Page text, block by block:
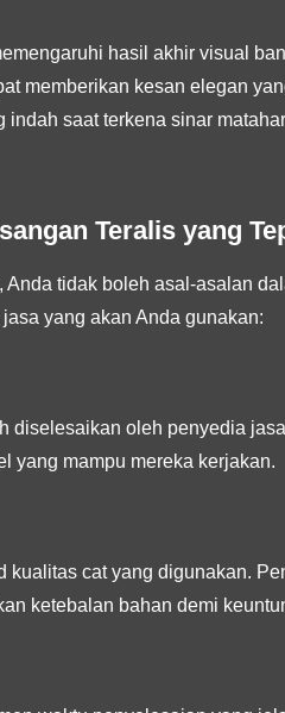
hasil akhir visual
memberikan kesan elegan
saat terkena sinar
Teralis yang
tidak boleh asal-asalan
yang akan Anda gunakan:
diselesaikan oleh penyedia
yang mampu mereka kerjakan.
cat yang digunakan.
ketebalan bahan demi